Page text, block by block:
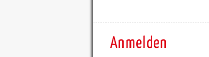
Anmelden